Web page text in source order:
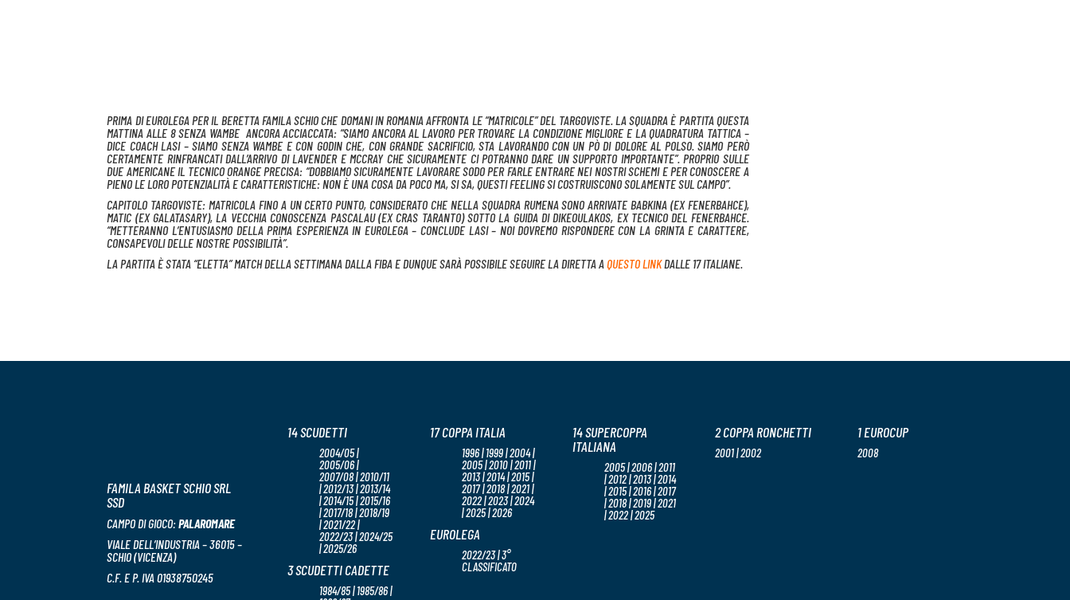
PRIMA DI EUROLEGA PER IL BERETTA FAMILA SCHIO CHE DOMANI IN ROMANIA AFFRONTA LE “MATRICOLE” DEL TARGOVISTE. LA SQUADRA È PARTITA QUESTA
MATTINA ALLE 8 SENZA WAMBE ANCORA ACCIACCATA: “SIAMO ANCORA AL LAVORO PER TROVARE LA CONDIZIONE MIGLIORE E LA QUADRATURA TATTICA –
DICE COACH LASI – SIAMO SENZA WAMBE E CON GODIN CHE, CON GRANDE SACRIFICIO, STA LAVORANDO CON UN PÒ DI DOLORE AL POLSO. SIAMO PERÒ
CERTAMENTE RINFRANCATI DALL’ARRIVO DI LAVENDER E MCCRAY CHE SICURAMENTE CI POTRANNO DARE UN SUPPORTO IMPORTANTE”. PROPRIO SULLE
DUE AMERICANE IL TECNICO ORANGE PRECISA: “DOBBIAMO SICURAMENTE LAVORARE SODO PER FARLE ENTRARE NEI NOSTRI SCHEMI E PER CONOSCERE A
PIENO LE LORO POTENZIALITÀ E CARATTERISTICHE: NON È UNA COSA DA POCO MA, SI SA, QUESTI FEELING SI COSTRUISCONO SOLAMENTE SUL CAMPO”.
CAPITOLO TARGOVISTE: MATRICOLA FINO A UN CERTO PUNTO, CONSIDERATO CHE NELLA SQUADRA RUMENA SONO ARRIVATE BABKINA (EX FENERBAHCE),
MATIC (EX GALATASARY), LA VECCHIA CONOSCENZA PASCALAU (EX CRAS TARANTO) SOTTO LA GUIDA DI DIKEOULAKOS, EX TECNICO DEL FENERBAHCE.
“METTERANNO L’ENTUSIASMO DELLA PRIMA ESPERIENZA IN EUROLEGA – CONCLUDE LASI – NOI DOVREMO RISPONDERE CON LA GRINTA E CARATTERE,
CONSAPEVOLI DELLE NOSTRE POSSIBILITÀ”.
LA PARTITA È STATA “ELETTA” MATCH DELLA SETTIMANA DALLA FIBA E DUNQUE SARÀ POSSIBILE SEGUIRE LA DIRETTA AQUESTO LINKDALLE 17 ITALIANE.
FAMILA BASKET SCHIO SRL
SSD
CAMPO DI GIOCO:PALAROMARE
VIALE DELL’INDUSTRIA – 36015 –
SCHIO (VICENZA)
C.F. E P. IVA 01938750245
14 SCUDETTI
2004/05 |
2005/06 |
2007/08 | 2010/11
| 2012/13 | 2013/14
| 2014/15 | 2015/16
| 2017/18 | 2018/19
| 2021/22 |
2022/23 | 2024/25
| 2025/26
3 SCUDETTI CADETTE
1984/85 | 1985/86 |
17 COPPA ITALIA
1996 | 1999 | 2004 |
2005 | 2010 | 2011 |
2013 | 2014 | 2015 |
2017 | 2018 | 2021 |
2022 | 2023 | 2024
| 2025 | 2026
EUROLEGA
2022/23 | 3°
CLASSIFICATO
14 SUPERCOPPA
ITALIANA
2005 | 2006 | 2011
| 2012 | 2013 | 2014
| 2015 | 2016 | 2017
| 2018 | 2019 | 2021
| 2022 | 2025
2 COPPA RONCHETTI
2001 | 2002
1 EUROCUP
2008